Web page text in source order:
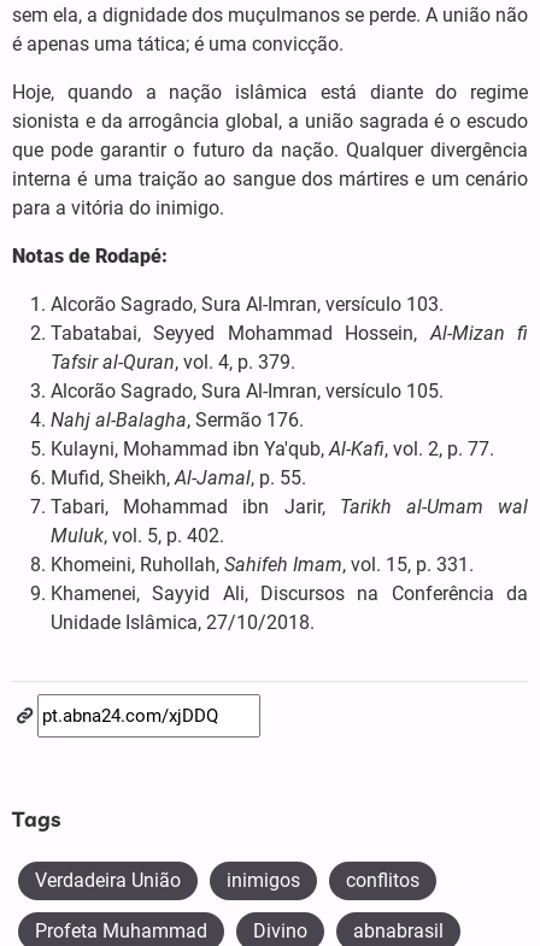
sem ela, a dignidade dos muçulmanos se perde. A união não
é apenas uma tática; é uma convicção.
Hoje, quando a nação islâmica está diante do regime
sionista e da arrogância global, a união sagrada é o escudo
que pode garantir o futuro da nação. Qualquer divergência
interna é uma traição ao sangue dos mártires e um cenário
para a vitória do inimigo.
Notas de Rodapé:
Alcorão Sagrado, Sura Al-Imran, versículo 103.
Tabatabai, Seyyed Mohammad Hossein,Al-Mizan fi
Tafsir al-Quran, vol. 4, p. 379.
Alcorão Sagrado, Sura Al-Imran, versículo 105.
Nahj al-Balagha, Sermão 176.
Kulayni, Mohammad ibn Ya'qub,Al-Kafi, vol. 2, p. 77.
Mufid, Sheikh,Al-Jamal, p. 55.
Tabari, Mohammad ibn Jarir, Tarikh al-Umam wal
Muluk, vol. 5, p. 402.
Khomeini, Ruhollah, Sahifeh Imam, vol. 15, p. 331.
Khamenei, Sayyid Ali, Discursos na Conferência da
Unidade Islâmica, 27/10/2018.
Tags
Verdadeira União inimigos conflitos
Profeta Muhammad Divino abnabrasil